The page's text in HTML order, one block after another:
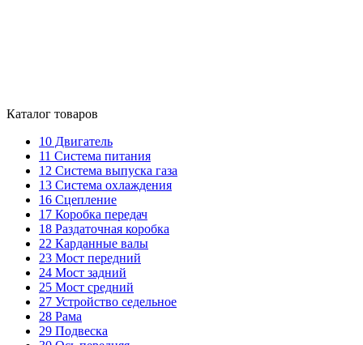
Каталог товаров
10 Двигатель
11 Система питания
12 Система выпуска газа
13 Система охлаждения
16 Сцепление
17 Коробка передач
18 Раздаточная коробка
22 Карданные валы
23 Мост передний
24 Мост задний
25 Мост средний
27 Устройство седельное
28 Рама
29 Подвеска